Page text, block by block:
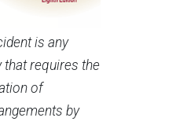
is any
that requires the
of
by